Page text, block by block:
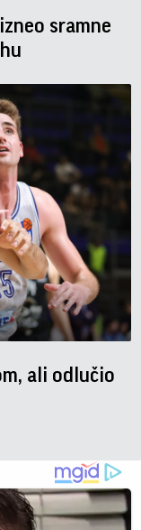
sramne
ali odlučio